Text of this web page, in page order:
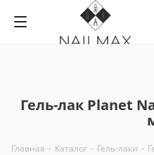
Гель-лак Planet
Главная - Каталог - Гель-лаки -